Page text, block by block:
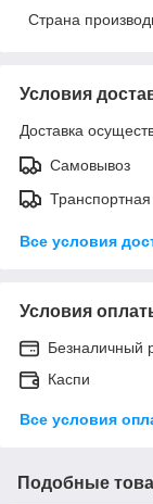
Страна
Условия
Доставка
Самовывоз
Все условия
Условия
Безналичный
Каспи
Все условия
Подобные